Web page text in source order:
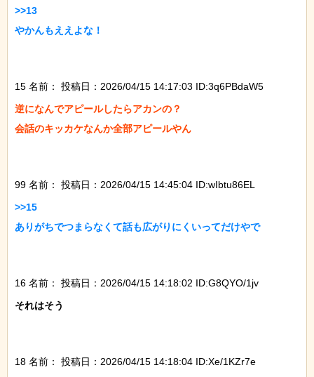
>>13
やかんもええよな！
15 名前：
投稿日：2026/04/15 14:17:03 ID:3q6PBdaW5
逆になんでアピールしたらアカンの？
会話のキッカケなんか全部アピールやん
99 名前：
投稿日：2026/04/15 14:45:04 ID:wIbtu86EL
>>15
ありがちでつまらなくて話も広がりにくいってだけやで
16 名前：
投稿日：2026/04/15 14:18:02 ID:G8QYO/1jv
それはそう
18 名前：
投稿日：2026/04/15 14:18:04 ID:Xe/1KZr7e